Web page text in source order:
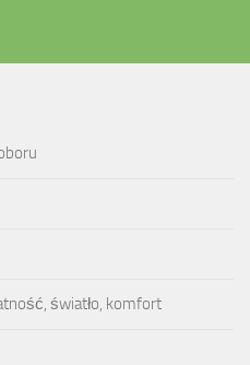
światło, komfort